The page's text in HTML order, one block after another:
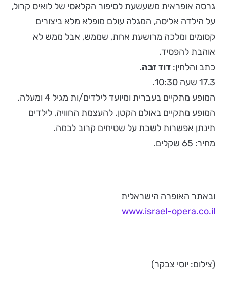
גרסה אופראית משעשעת לסיפור הקלאסי של לואיס קרול,
על הילדה אליסה, המגלה עולם מופלא מלא ביצורים
קסומים ומלכה מרושעת אחת, שממש, אבל ממש לא
אוהבת להפסיד.
כתב והלחין: דוד זבה.
17.3 שעה 10:30.
המופע מתקיים בעברית ומיועד לילדים/ות מגיל 4 ומעלה.
המופע מתקיים באולם הקטן. להעצמת החוויה, לילדים
תינתן אפשרות לשבת על שטיחים קרוב לבמה.
מחיר: 65 שקלים.
ובאתר האופרה הישראלית
www.israel-opera.co.il
(צילום: יוסי צבקר)